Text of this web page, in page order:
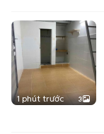
1 phút trước 3